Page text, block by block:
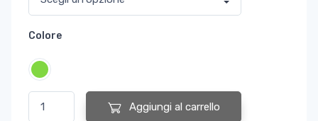
Colore
LAMIERA ONDULATA FOGLIA PER COPERTURA 0,60 MM
Aggiungi al carrello